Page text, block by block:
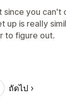
you can't
up is really
to figure out.
ถัดไป